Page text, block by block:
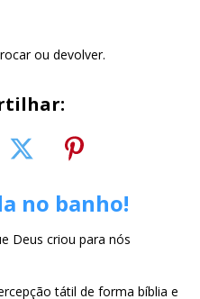
ou devolver.
no banho!
Deus criou para nós
tátil de forma bíblia e